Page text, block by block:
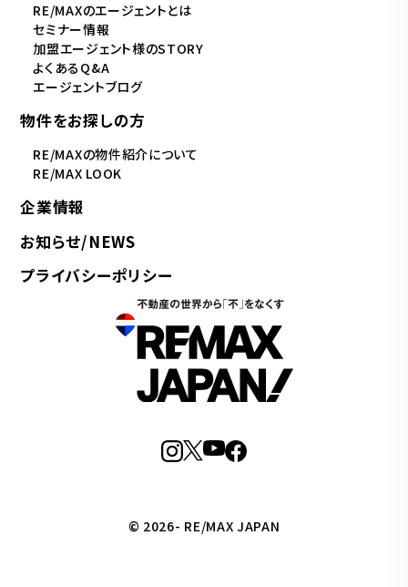
RE/MAXのエージェントとは
セミナー情報
加盟エージェント様のSTORY
よくあるQ&A
エージェントブログ
物件をお探しの方
RE/MAXの物件紹介について
RE/MAX LOOK
企業情報
お知らせ/NEWS
プライバシーポリシー
© 2026- RE/MAX JAPAN